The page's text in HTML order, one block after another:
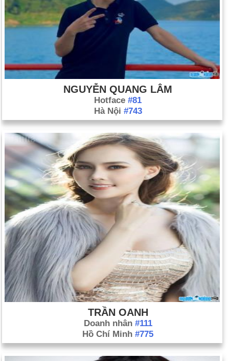
NGUYỄN QUANG LÂM
Hotface #81
Hà Nội #743
TRẦN OANH
Doanh nhân #111
Hồ Chí Minh #775